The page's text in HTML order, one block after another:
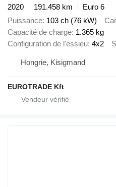
2020
191.458 km
Euro 6
Puissance 103 ch (76 kW)
Capacité de charge 1.365 kg
Configuration de l'essieu 4x2
Hongrie, Kisigmand
EUROTRADE Kft